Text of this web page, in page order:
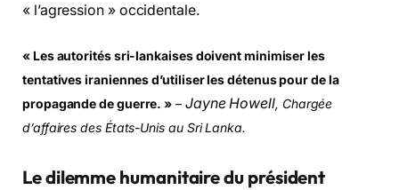
« l’agression » occidentale.
« Les autorités sri-lankaises doivent minimiser les
tentatives iraniennes d’utiliser les détenus pour de la
propagande de guerre. » – Jayne Howell, Chargée
d’affaires des États-Unis au Sri Lanka.
Le dilemme humanitaire du président